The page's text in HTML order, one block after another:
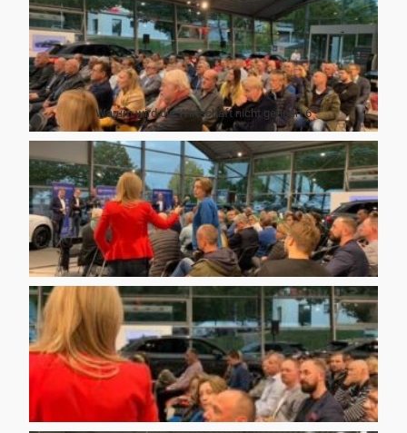
Warum wird die Wirtschaft nicht gehoert 6